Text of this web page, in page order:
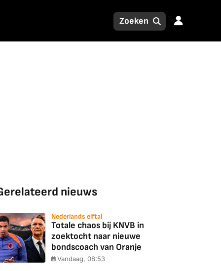
nieuws
Nederlands elftal
Totale chaos bij KNVB in
zoektocht naar nieuwe
bondscoach van Oranje
Vandaag, 08:53